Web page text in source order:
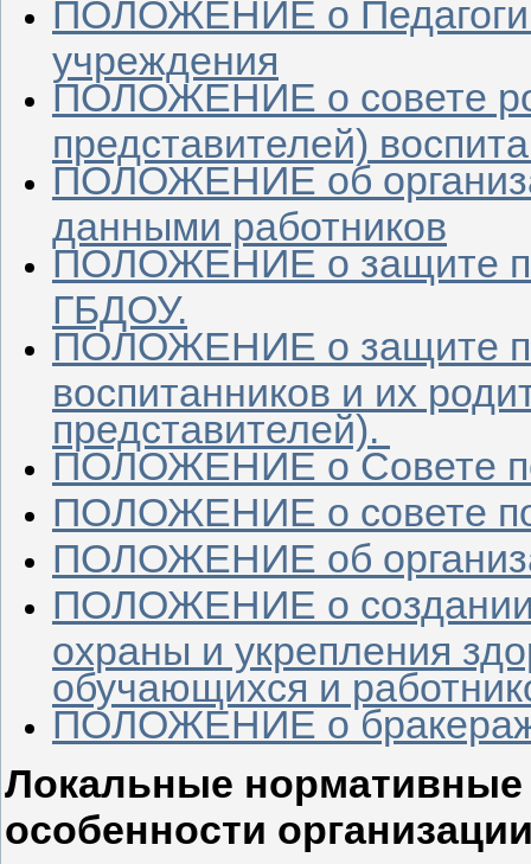
ПОЛОЖЕНИЕ о
учреждения
ПОЛОЖЕНИЕ о совете
представителей)
ПОЛОЖЕНИЕ об
данными работников
ПОЛОЖЕНИЕ о защите
ГБДОУ.
ПОЛОЖЕНИЕ о защите
воспитанников и их
представителей).
ПОЛОЖЕНИЕ о Совете
ПОЛОЖЕНИЕ о совете
ПОЛОЖЕНИЕ об
ПОЛОЖЕНИЕ о создании
охраны и укрепления
обучающихся и
ПОЛОЖЕНИЕ о
Локальные
особенности